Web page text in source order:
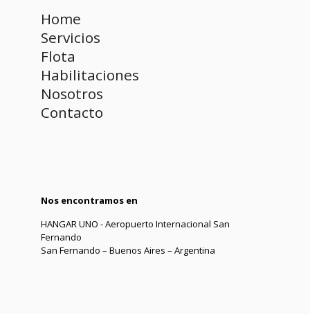
Home
Servicios
Flota
Habilitaciones
Nosotros
Contacto
Nos encontramos en
HANGAR UNO - Aeropuerto Internacional San
Fernando
San Fernando – Buenos Aires – Argentina